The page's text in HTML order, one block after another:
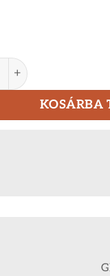
La Scala bőr
KOSÁRBA